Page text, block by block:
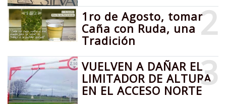
2
1ro de Agosto, tomar
Caña con Ruda, una
Tradición
3
VUELVEN A DAÑAR EL
LIMITADOR DE ALTURA
EN EL ACCESO NORTE